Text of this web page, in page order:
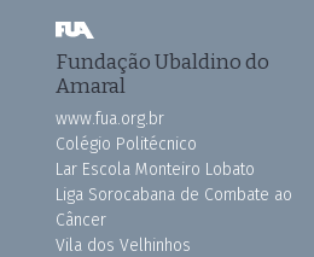
Fundação Ubaldino do
Amaral
www.fua.org.br
Colégio Politécnico
Lar Escola Monteiro Lobato
Liga Sorocabana de Combate ao
Câncer
Vila dos Velhinhos